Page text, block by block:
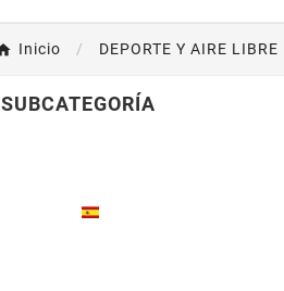
Inicio DEPORTE Y AIRE LIBRE
SUBCATEGORÍA